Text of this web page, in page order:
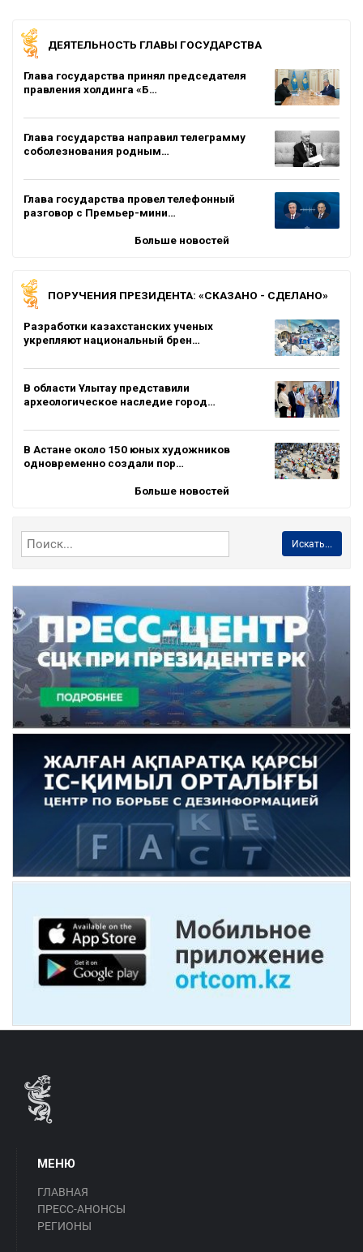
ДЕЯТЕЛЬНОСТЬ ГЛАВЫ ГОСУДАРСТВА
Глава государства принял председателя
правления холдинга «Б…
Глава государства направил телеграмму
соболезнования родным…
Глава государства провел телефонный
разговор с Премьер-мини…
Больше новостей
ПОРУЧЕНИЯ ПРЕЗИДЕНТА: «СКАЗАНО - СДЕЛАНО»
Разработки казахстанских ученых
укрепляют национальный брен…
В области Ұлытау представили
археологическое наследие город…
В Астане около 150 юных художников
одновременно создали пор…
Больше новостей
Искать...
МЕНЮ
ГЛАВНАЯ
ПРЕСС-АНОНСЫ
РЕГИОНЫ